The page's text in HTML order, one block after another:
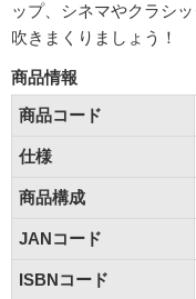
ップ、シネマやクラシ
吹きまくりましょう！
商品情報
商品コード
仕様
商品構成
JANコード
ISBNコード